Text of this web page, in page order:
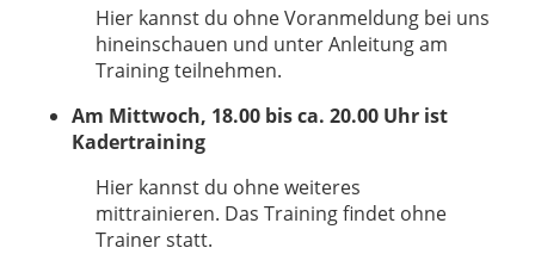
Hier kannst du ohne Voranmeldung bei uns
hineinschauen und unter Anleitung am
Training teilnehmen.
Am Mittwoch, 18.00 bis ca. 20.00 Uhr ist
Kadertraining
Hier kannst du ohne weiteres
mittrainieren. Das Training findet ohne
Trainer statt.